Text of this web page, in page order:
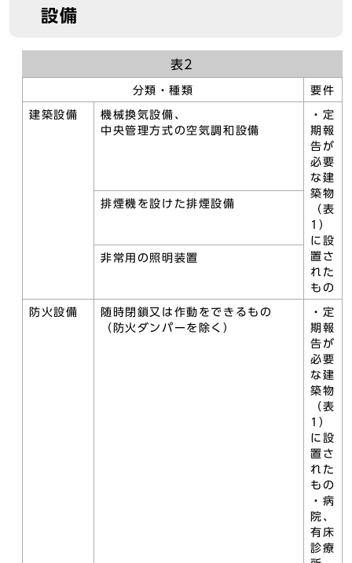
設備
表2
分類・種類 要件
建築設備
機械換気設備、
中央管理方式の空気調和設備
・定
期報
告が
必要
な建
築物
（表
1）
に設
置さ
れた
もの
排煙機を設けた排煙設備
非常用の照明装置
防火設備
随時閉鎖又は作動をできるもの
（防火ダンパーを除く）
・定
期報
告が
必要
な建
築物
（表
1）
に設
置さ
れた
もの
・病
院、
有床
診療